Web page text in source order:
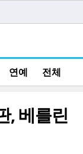
연예 전체
, 베를린